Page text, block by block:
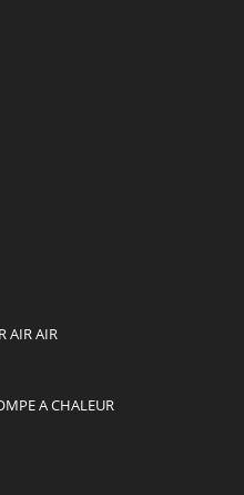
AIR AIR
A CHALEUR